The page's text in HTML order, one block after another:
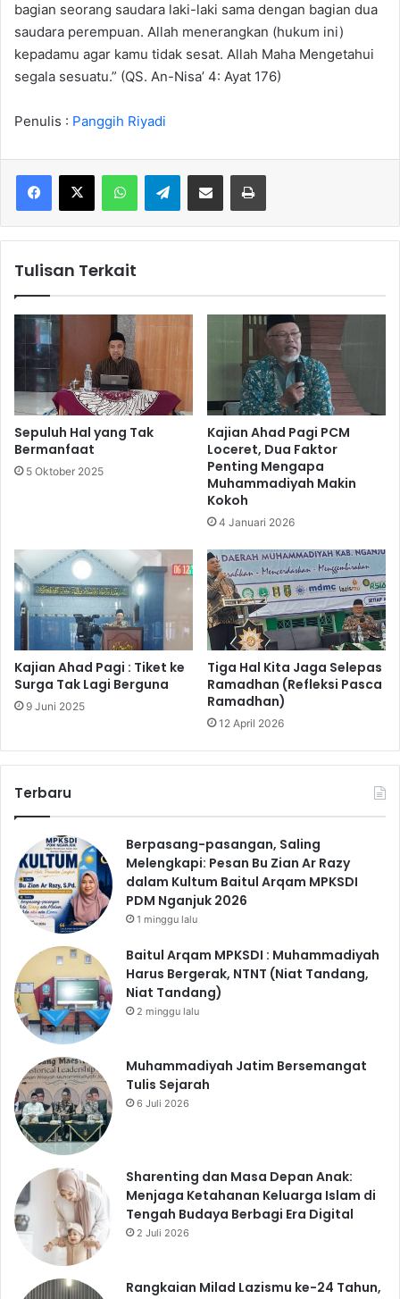
bagian seorang saudara laki-laki sama dengan bagian dua
saudara perempuan. Allah menerangkan (hukum ini)
kepadamu agar kamu tidak sesat. Allah Maha Mengetahui
segala sesuatu.” (QS. An-Nisa’ 4: Ayat 176)
Penulis : Panggih Riyadi
WhatsAppTelegramShare via Email Cetak
Tulisan Terkait
Sepuluh Hal yang Tak
Bermanfaat
5 Oktober 2025
Kajian Ahad Pagi PCM
Loceret, Dua Faktor
Penting Mengapa
Muhammadiyah Makin
Kokoh
4 Januari 2026
Kajian Ahad Pagi : Tiket ke
Surga Tak Lagi Berguna
9 Juni 2025
Tiga Hal Kita Jaga Selepas
Ramadhan (Refleksi Pasca
Ramadhan)
12 April 2026
Terbaru
Berpasang-pasangan, Saling
Melengkapi: Pesan Bu Zian Ar Razy
dalam Kultum Baitul Arqam MPKSDI
PDM Nganjuk 2026
1 minggu lalu
Baitul Arqam MPKSDI : Muhammadiyah
Harus Bergerak, NTNT (Niat Tandang,
Niat Tandang)
2 minggu lalu
Muhammadiyah Jatim Bersemangat
Tulis Sejarah
6 Juli 2026
Sharenting dan Masa Depan Anak:
Menjaga Ketahanan Keluarga Islam di
Tengah Budaya Berbagi Era Digital
2 Juli 2026
Rangkaian Milad Lazismu ke-24 Tahun,